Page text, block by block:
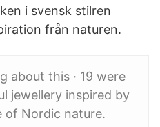
i svensk stilren
från naturen.
about this · 19 were
jewellery inspired by
of Nordic nature.